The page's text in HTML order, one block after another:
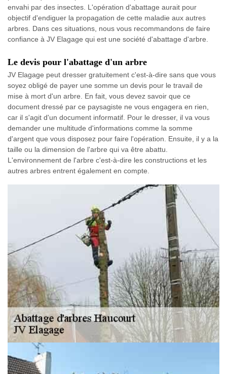
envahi par des insectes. L'opération d'abattage aurait pour
objectif d'endiguer la propagation de cette maladie aux autres
arbres. Dans ces situations, nous vous recommandons de faire
confiance à JV Elagage qui est une société d'abattage d'arbre.
Le devis pour l'abattage d'un arbre
JV Elagage peut dresser gratuitement c'est-à-dire sans que vous
soyez obligé de payer une somme un devis pour le travail de
mise à mort d'un arbre. En fait, vous devez savoir que ce
document dressé par ce paysagiste ne vous engagera en rien,
car il s'agit d'un document informatif. Pour le dresser, il va vous
demander une multitude d'informations comme la somme
d'argent que vous disposez pour faire l'opération. Ensuite, il y a la
taille ou la dimension de l'arbre qui va être abattu.
L'environnement de l'arbre c'est-à-dire les constructions et les
autres arbres entrent également en compte.